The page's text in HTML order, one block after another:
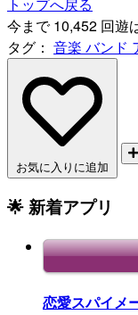
今まで 10,452 回遊
タグ： 音楽 バンド
お気に入りに追加
🌟 新着アプリ
恋愛スパイメ